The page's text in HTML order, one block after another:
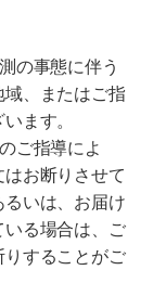
の事態に伴う
、またはご指
ます。
ご指導によ
お断りさせて
いは、お届け
る場合は、ご
することがご